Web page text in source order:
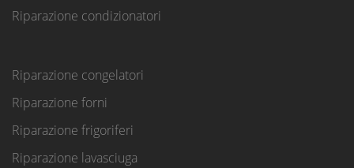
Riparazione condizionatori
Riparazione congelatori
Riparazione forni
Riparazione frigoriferi
Riparazione lavasciuga